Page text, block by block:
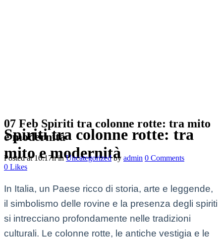
Spiriti tra colonne rotte: tra
mito e modernità
07 Feb Spiriti tra colonne rotte: tra mito
e modernità
Posted at 16:17hinUncategorized by admin 0 Comments
0 Likes
In Italia, un Paese ricco di storia, arte e leggende,
il simbolismo delle rovine e la presenza degli spiriti
si intrecciano profondamente nelle tradizioni
culturali. Le colonne rotte, le antiche vestigia e le